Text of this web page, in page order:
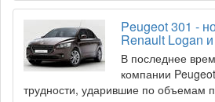
Peugeot 301 -
Renault Logan
В последнее
компании
трудности, ударившие по объемам